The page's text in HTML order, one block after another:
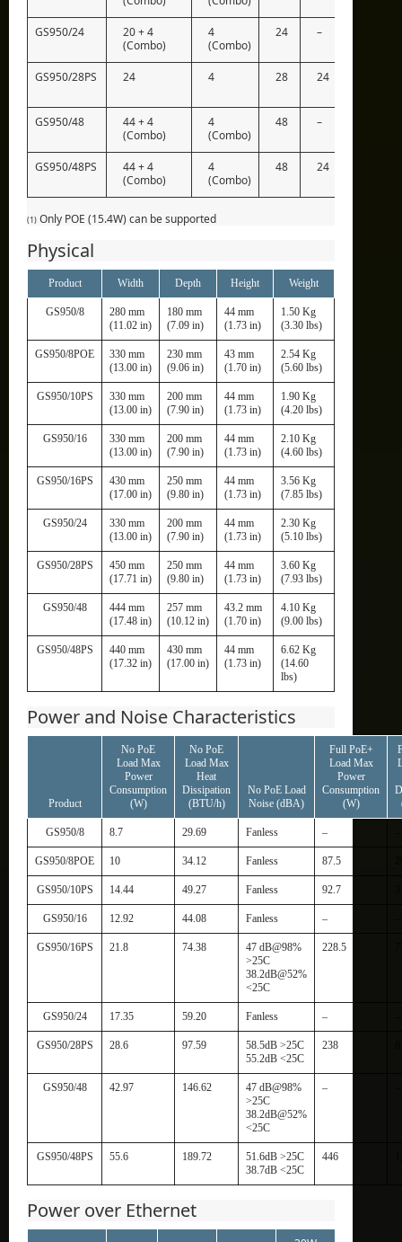
GS950/24
20 + 4
(Combo)
4
(Combo)
24 –
GS950/28PS 24 4 28 24
GS950/48
44 + 4
(Combo)
4
(Combo)
48 –
GS950/48PS
44 + 4
(Combo)
4
(Combo)
48 24
(1) Only POE (15.4W) can be supported
Physical
Product Width Depth Height Weight
GS950/8
280 mm
(11.02 in)
180 mm
(7.09 in)
44 mm
(1.73 in)
1.50 Kg
(3.30 lbs)
GS950/8POE
330 mm
(13.00 in)
230 mm
(9.06 in)
43 mm
(1.70 in)
2.54 Kg
(5.60 lbs)
GS950/10PS
330 mm
(13.00 in)
200 mm
(7.90 in)
44 mm
(1.73 in)
1.90 Kg
(4.20 lbs)
GS950/16
330 mm
(13.00 in)
200 mm
(7.90 in)
44 mm
(1.73 in)
2.10 Kg
(4.60 lbs)
GS950/16PS
430 mm
(17.00 in)
250 mm
(9.80 in)
44 mm
(1.73 in)
3.56 Kg
(7.85 lbs)
GS950/24
330 mm
(13.00 in)
200 mm
(7.90 in)
44 mm
(1.73 in)
2.30 Kg
(5.10 lbs)
GS950/28PS
450 mm
(17.71 in)
250 mm
(9.80 in)
44 mm
(1.73 in)
3.60 Kg
(7.93 lbs)
GS950/48
444 mm
(17.48 in)
257 mm
(10.12 in)
43.2 mm
(1.70 in)
4.10 Kg
(9.00 lbs)
GS950/48PS
440 mm
(17.32 in)
430 mm
(17.00 in)
44 mm
(1.73 in)
6.62 Kg
(14.60
lbs)
Power and Noise Characteristics
Product
No PoE
Load Max
Power
Consumption
(W)
No PoE
Load Max
Heat
Dissipation
(BTU/h)
No PoE Load
Noise (dBA)
Full PoE+
Load Max
Power
Consumption
(W)
GS950/8 8.7 29.69 Fanless –
GS950/8POE 10 34.12 Fanless 87.5
GS950/10PS 14.44 49.27 Fanless 92.7
GS950/16 12.92 44.08 Fanless –
GS950/16PS 21.8 74.38
47 dB@98%
>25C
38.2dB@52%
<25C
228.5
GS950/24 17.35 59.20 Fanless –
GS950/28PS 28.6 97.59
58.5dB >25C
55.2dB <25C
238
GS950/48 42.97 146.62
47 dB@98%
>25C
38.2dB@52%
<25C
–
GS950/48PS 55.6 189.72
51.6dB >25C
38.7dB <25C
446
Power over Ethernet